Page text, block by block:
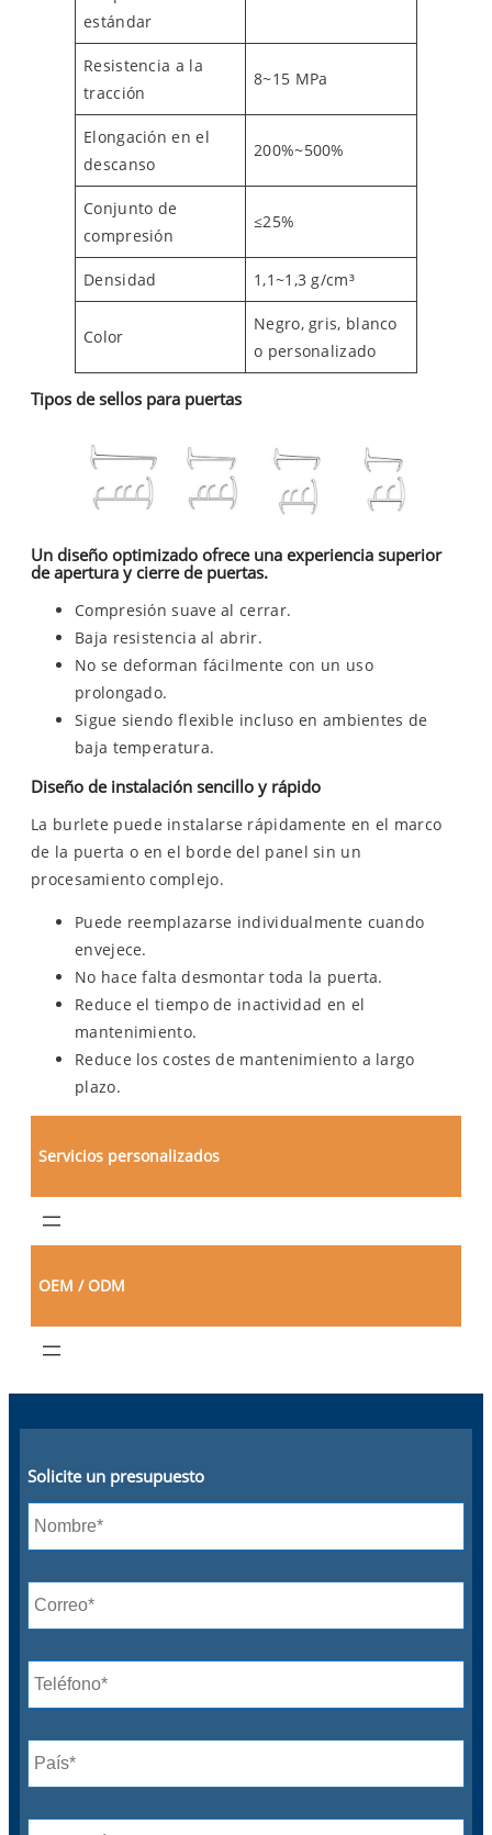
estándar
Resistencia a la
tracción
8~15 MPa
Elongación en el
descanso
200%~500%
Conjunto de
compresión
≤25%
Densidad 1,1~1,3 g/cm³
Color
Negro, gris, blanco
o personalizado
Tipos de sellos para puertas
Un diseño optimizado ofrece una experiencia superior
de apertura y cierre de puertas.
Compresión suave al cerrar.
Baja resistencia al abrir.
No se deforman fácilmente con un uso
prolongado.
Sigue siendo flexible incluso en ambientes de
baja temperatura.
Diseño de instalación sencillo y rápido
La burlete puede instalarse rápidamente en el marco
de la puerta o en el borde del panel sin un
procesamiento complejo.
Puede reemplazarse individualmente cuando
envejece.
No hace falta desmontar toda la puerta.
Reduce el tiempo de inactividad en el
mantenimiento.
Reduce los costes de mantenimiento a largo
plazo.
Servicios personalizados
OEM / ODM
Solicite un presupuesto